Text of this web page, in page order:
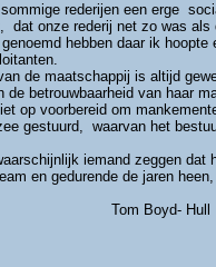
sommige rederijen een erge
dat onze rederij net zo was als
genoemd hebben daar ik
de maatschappij is altijd
de betrouwbaarheid van haar
op voorbereid om
gestuurd, waarvan het
iemand zeggen dat
en gedurende de jaren
Boyd- Hull